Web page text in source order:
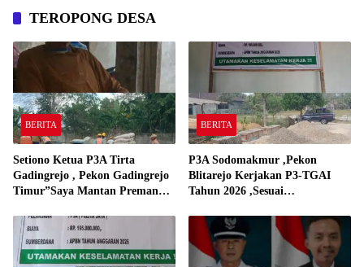
TEROPONG DESA
BERITA
Setiono Ketua P3A Tirta
Gadingrejo , Pekon Gadingrejo
Timur”Saya Mantan Preman
Gadingrejo Tahun 2000″
BERITA
P3A Sodomakmur ,Pekon
Blitarejo Kerjakan P3-TGAI
Tahun 2026 ,Sesuai